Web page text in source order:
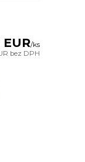
/ks
bez DPH